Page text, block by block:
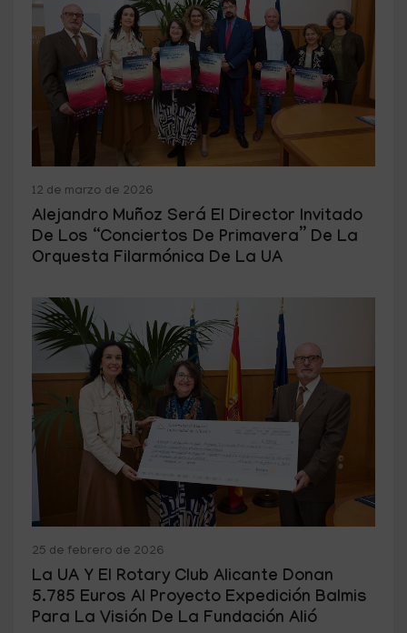
12 de marzo de 2026
Alejandro Muñoz Será El Director Invitado
De Los “Conciertos De Primavera” De La
Orquesta Filarmónica De La UA
25 de febrero de 2026
La UA Y El Rotary Club Alicante Donan
5.785 Euros Al Proyecto Expedición Balmis
Para La Visión De La Fundación Alió